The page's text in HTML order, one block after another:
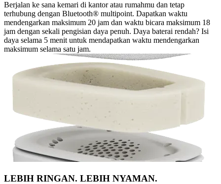
Berjalan ke sana kemari di kantor atau rumahmu dan tetap
terhubung dengan Bluetooth® multipoint. Dapatkan waktu
mendengarkan maksimum 20 jam dan waktu bicara maksimum 18
jam dengan sekali pengisian daya penuh. Daya baterai rendah? Isi
daya selama 5 menit untuk mendapatkan waktu mendengarkan
maksimum selama satu jam.
LEBIH RINGAN. LEBIH NYAMAN.